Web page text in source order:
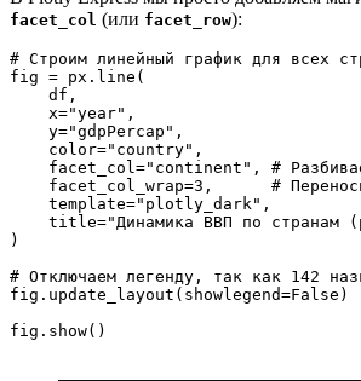
facet_col (или facet_row):
# Строим линейный график для всех
fig = px.line(
    df,
    x="year",
    y="gdpPercap",
    color="country",
facet_col="continent", #
facet_col_wrap=3,      #
    template="plotly_dark",
title="Динамика ВВП по странам
)
# Отключаем легенду, так как 142
fig.update_layout(showlegend=False)